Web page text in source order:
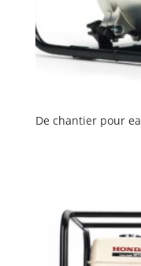
De chantier pour